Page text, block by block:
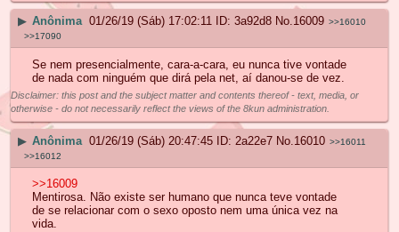
▶ Anônima 01/26/19 (Sáb) 17:02:11 3a92d8 No.16009 >>16010
>>17090
Se nem presencialmente, cara-a-cara, eu nunca tive vontade
de nada com ninguém que dirá pela net, aí danou-se de vez.
Disclaimer: this post and the subject matter and contents thereof - text, media, or
otherwise - do not necessarily reflect the views of the 8kun administration.
▶ Anônima 01/26/19 (Sáb) 20:47:45 2a22e7 No. 16010 >>16011
>>16012
>>16009
Mentirosa. Não existe ser humano que nunca teve vontade
de se relacionar com o sexo oposto nem uma única vez na
vida.